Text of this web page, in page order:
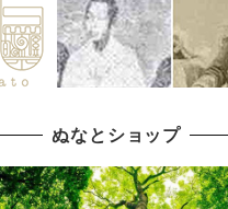
ぬなとショップ